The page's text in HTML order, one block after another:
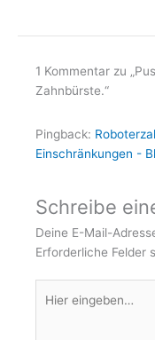
s
t
a
g
r
a
c
e
b
o
o
k
1 Kommentar zu
Zahnbürste.“
Pingback:
Einschränkungen -
Schreibe
Deine E-Mail-
Erforderliche Felder
eingeben…